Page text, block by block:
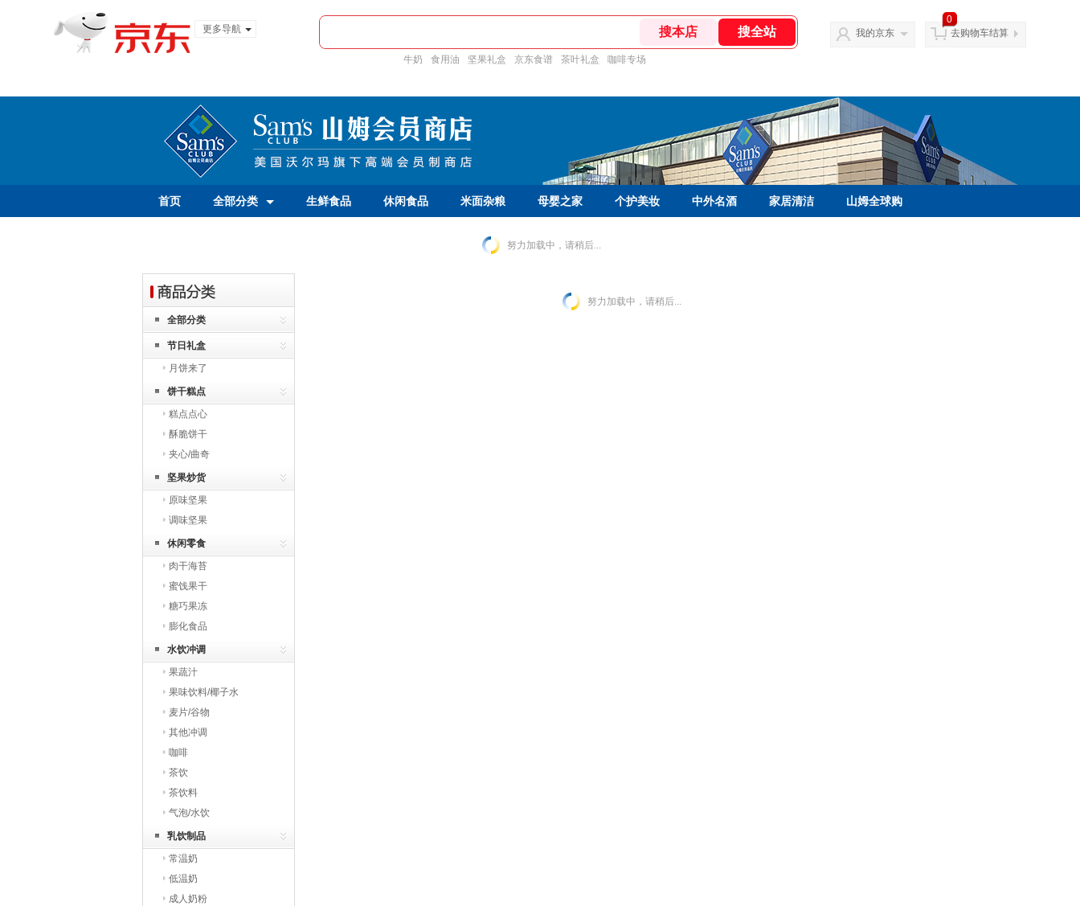
更多导航
牛奶 食用油 坚果礼盒 京东食谱 茶叶礼盒 咖啡专场
我的京东
0
去购物车结算
首页 全部分类 生鲜食品 休闲食品 米面杂粮 母婴之家 个护美妆 中外名酒 家居清洁 山姆全球购
努力加载中，请稍后...
全部分类
节日礼盒
月饼来了
饼干糕点
糕点点心
酥脆饼干
夹心/曲奇
坚果炒货
原味坚果
调味坚果
休闲零食
肉干海苔
蜜饯果干
糖巧果冻
膨化食品
水饮冲调
果蔬汁
果味饮料/椰子水
麦片/谷物
其他冲调
咖啡
茶饮
茶饮料
气泡/水饮
乳饮制品
常温奶
低温奶
成人奶粉
努力加载中，请稍后...